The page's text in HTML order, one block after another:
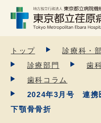
トップ
診療科・
診療部門
歯
歯科コラム
2024年3月号 連携
下顎骨骨折